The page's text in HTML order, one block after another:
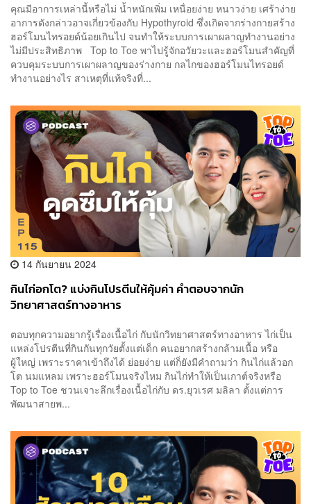
คุณมีอาการเหล่านี้หรือไม่ น้ำหนักเพิ่ม เหนื่อยง่าย หนาวง่าย เศร้าง่าย
อาการดังกล่าวอาจเกี่ยวข้องกับ Hypothyroid ซึ่งเกิดจากร่างกายสร้าง
ฮอร์โมนไทรอยด์น้อยเกินไป จนทำให้ระบบการเผาผลาญทำงานอย่าง
ไม่มีประสิทธิภาพ Top to Toe พาไปรู้จักอวัยวะและฮอร์โมนสำคัญที่
ควบคุมระบบการเผาผลาญของร่างกาย กลไกของฮอร์โมนไทรอยด์
ทำงานอย่างไร สาเหตุที่แท้จริงที่...
14 กันยายน 2024
กินไก่อกโต? แบ่งกินโปรตีนให้คุ้มค่า คำตอบจากนัก
วิทยาศาสตร์ทางอาหาร
ตอบทุกความอยากรู้เรื่องเนื้อไก่ กับนักวิทยาศาสตร์ทางอาหาร ไก่เป็น
แหล่งโปรตีนที่กินกันทุกวัยตั้งแต่เด็ก คนอยากสร้างกล้ามเนื้อ หรือ
ผู้ใหญ่ เพราะราคาเข้าถึงได้ ย่อยง่าย แต่ก็ยังมีคำถามว่า กินไก่แล้วอก
โต นมแหลม เพราะฮอร์โมนจริงไหม กินไก่ทำให้เป็นเกาต์จริงหรือ
Top to Toe ชวนเจาะลึกเรื่องเนื้อไก่กับ ดร.ยุวเรศ มลิลา ตั้งแต่การ
พัฒนาสายพ...